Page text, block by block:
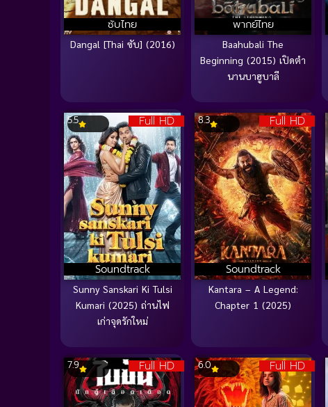
ซับไทย
Dangal [Thai ซับ] (2016)
พากย์ไทย
Baahubali The
Beginning (2015) เปิดตำ
นานบาฮูบาลี
Full HD
Soundtrack
5.5
Sunny Sanskari Ki Tulsi
Kumari (2025) ถ่านไฟ
เก่าจุดรักใหม่
Full HD
Soundtrack
8.3
Kantara – A Legend:
Chapter 1 (2025)
Full HD
7.9 Full HD
6.0